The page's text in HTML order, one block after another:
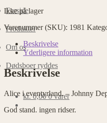
Forside
Produkter
Om os
Dødsboer ryddes
kr.0,00 0 varer
Ikke på lager
Varenummer (SKU): 1981
Beskrivelse
Yderligere information
Beskrivelse
Alice i eventyrland. – Johnny
God stand. ingen ridser.